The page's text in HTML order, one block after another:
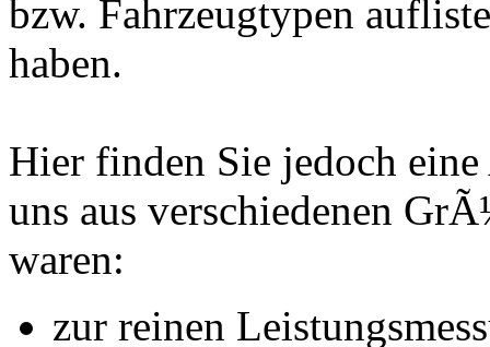
bzw. Fahrzeugtypen
haben.
Hier finden Sie jedoch
uns aus verschiedenen
waren:
zur reinen